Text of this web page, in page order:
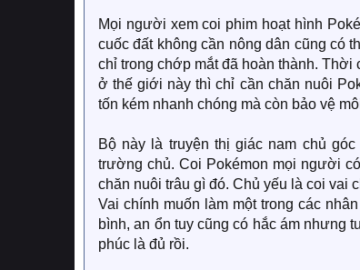
Mọi người xem coi phim hoạt hình
cuốc đất không cần nông dân cũng có
chỉ trong chớp mắt đã hoàn thành.
ở thế giới này thì chỉ cần chăn nuôi
tốn kém nhanh chóng mà còn bảo vệ
Bộ này là truyện thị giác nam chủ
trường chủ. Coi Pokémon mọi người
chăn nuôi trâu gì đó. Chủ yếu là coi vai
Vai chính muốn làm một trong các
bình, an ổn tuy cũng có hắc ám nhưng
phúc là đủ rồi.